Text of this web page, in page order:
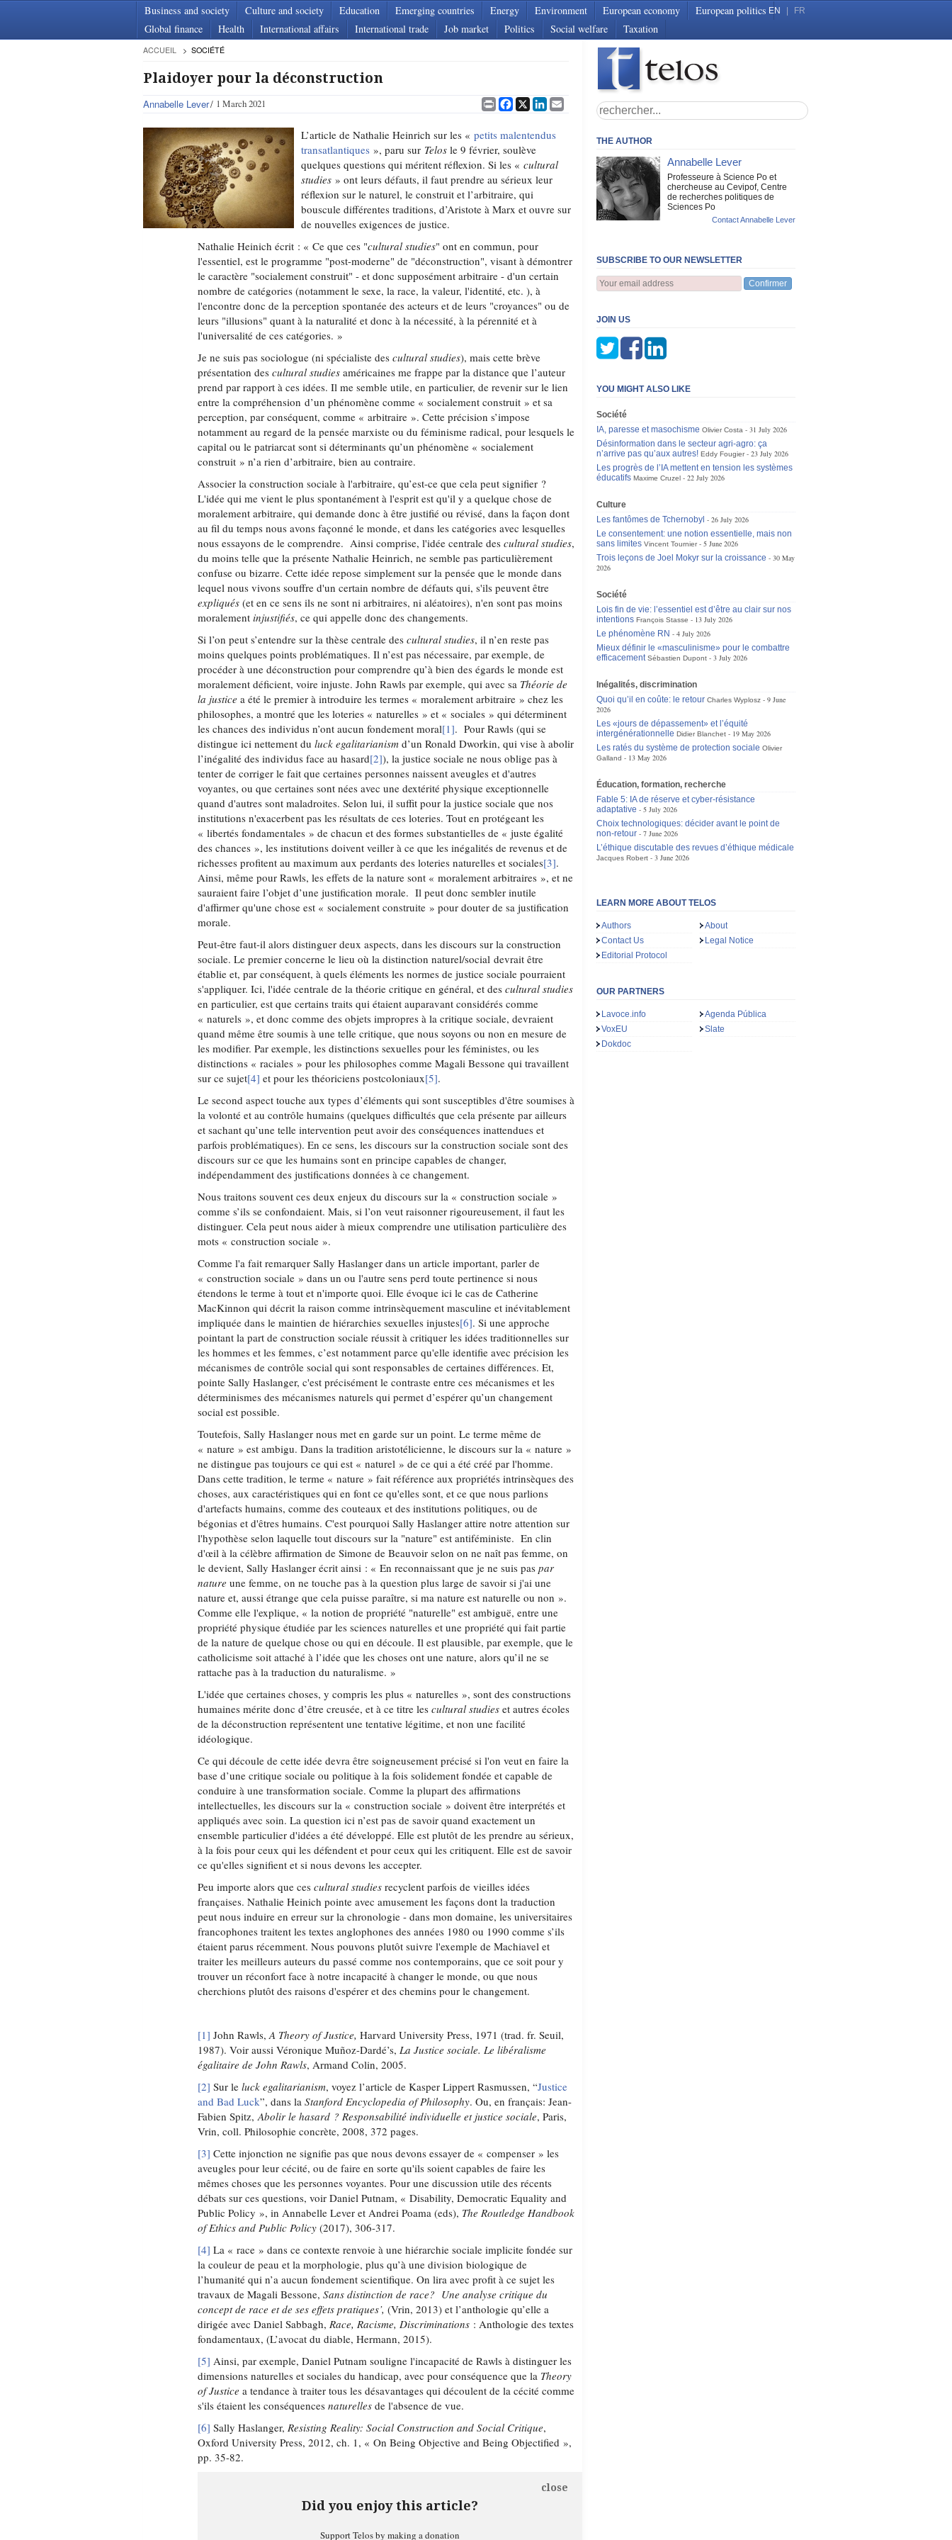
Business and society Culture and society Education Emerging countries Energy Environment European economy
European politics
Global finance
Health International affairs International trade Job market Politics Social welfare Taxation
EN FR
ACCUEIL SOCIÉTÉ
Plaidoyer pour la déconstruction
Annabelle Lever 1 March 2021 PrintFacebook
X LinkedIn
Email
L’article de Nathalie Heinrich sur les «petits malentendus
transatlantiques », paru sur Telos le 9 février, soulève
quelques questions qui méritent réflexion. Si les «cultural
studies » ont leurs défauts, il faut prendre au sérieux leur
réflexion sur le naturel, le construit et l’arbitraire, qui
bouscule différentes traditions, d’Aristote à Marx et ouvre sur
de nouvelles exigences de justice.
Nathalie Heinich écrit : « Ce que ces "cultural studies" ont en commun, pour
l'essentiel, est le programme "post-moderne" de "déconstruction", visant à démontrer
le caractère "socialement construit" - et donc supposément arbitraire - d'un certain
nombre de catégories (notamment le sexe, la race, la valeur, l'identité, etc. ), à
l'encontre donc de la perception spontanée des acteurs et de leurs "croyances" ou de
leurs "illusions" quant à la naturalité et donc à la nécessité, à la pérennité et à
l'universalité de ces catégories. »
Je ne suis pas sociologue (ni spécialiste descultural studies), mais cette brève
présentation descultural studies américaines me frappe par la distance que l’auteur
prend par rapport à ces idées. Il me semble utile, en particulier, de revenir sur le lien
entre la compréhension d’un phénomène comme « socialement construit » et sa
perception, par conséquent, comme « arbitraire ». Cette précision s’impose
notamment au regard de la pensée marxiste ou du féminisme radical, pour lesquels le
capital ou le patriarcat sont si déterminants qu’un phénomène « socialement
construit » n’a rien d’arbitraire, bien au contraire.
Associer la construction sociale à l'arbitraire, qu’est-ce que cela peut signifier ?
L'idée qui me vient le plus spontanément à l'esprit est qu'il y a quelque chose de
moralement arbitraire, qui demande donc à être justifié ou révisé, dans la façon dont
au fil du temps nous avons façonné le monde, et dans les catégories avec lesquelles
nous essayons de le comprendre. Ainsi comprise, l'idée centrale descultural studies,
du moins telle que la présente Nathalie Heinrich, ne semble pas particulièrement
confuse ou bizarre. Cette idée repose simplement sur la pensée que le monde dans
lequel nous vivons souffre d'un certain nombre de défauts qui, s'ils peuvent être
expliqués (et en ce sens ils ne sont ni arbitraires, ni aléatoires), n'en sont pas moins
moralementinjustifiés, ce qui appelle donc des changements.
Si l’on peut s’entendre sur la thèse centrale descultural studies, il n’en reste pas
moins quelques points problématiques. Il n’est pas nécessaire, par exemple, de
procéder à une déconstruction pour comprendre qu’à bien des égards le monde est
moralement déficient, voire injuste. John Rawls par exemple, qui avec sa Théorie de
la justice a été le premier à introduire les termes « moralement arbitraire » chez les
philosophes, a montré que les loteries « naturelles » et « sociales » qui déterminent
les chances des individus n’ont aucun fondement moral[1]. Pour Rawls (qui se
distingue ici nettement duluck egalitarianism d’un Ronald Dworkin, qui vise à abolir
l’inégalité des individus face au hasard[2]), la justice sociale ne nous oblige pas à
tenter de corriger le fait que certaines personnes naissent aveugles et d'autres
voyantes, ou que certaines sont nées avec une dextérité physique exceptionnelle
quand d'autres sont maladroites. Selon lui, il suffit pour la justice sociale que nos
institutions n'exacerbent pas les résultats de ces loteries. Tout en protégeant les
« libertés fondamentales » de chacun et des formes substantielles de « juste égalité
des chances », les institutions doivent veiller à ce que les inégalités de revenus et de
richesses profitent au maximum aux perdants des loteries naturelles et sociales[3].
Ainsi, même pour Rawls, les effets de la nature sont « moralement arbitraires », et ne
sauraient faire l’objet d’une justification morale. Il peut donc sembler inutile
d'affirmer qu'une chose est « socialement construite » pour douter de sa justification
morale.
Peut-être faut-il alors distinguer deux aspects, dans les discours sur la construction
sociale. Le premier concerne le lieu où la distinction naturel/social devrait être
établie et, par conséquent, à quels éléments les normes de justice sociale pourraient
s'appliquer. Ici, l'idée centrale de la théorie critique en général, et descultural studies
en particulier, est que certains traits qui étaient auparavant considérés comme
« naturels », et donc comme des objets impropres à la critique sociale, devraient
quand même être soumis à une telle critique, que nous soyons ou non en mesure de
les modifier. Par exemple, les distinctions sexuelles pour les féministes, ou les
distinctions « raciales » pour les philosophes comme Magali Bessone qui travaillent
sur ce sujet[4] et pour les théoriciens postcoloniaux[5].
Le second aspect touche aux types d’éléments qui sont susceptibles d'être soumises à
la volonté et au contrôle humains (quelques difficultés que cela présente par ailleurs
et sachant qu’une telle intervention peut avoir des conséquences inattendues et
parfois problématiques). En ce sens, les discours sur la construction sociale sont des
discours sur ce que les humains sont en principe capables de changer,
indépendamment des justifications données à ce changement.
Nous traitons souvent ces deux enjeux du discours sur la « construction sociale »
comme s’ils se confondaient. Mais, si l’on veut raisonner rigoureusement, il faut les
distinguer. Cela peut nous aider à mieux comprendre une utilisation particulière des
mots « construction sociale ».
Comme l'a fait remarquer Sally Haslanger dans un article important, parler de
« construction sociale » dans un ou l'autre sens perd toute pertinence si nous
étendons le terme à tout et n'importe quoi. Elle évoque ici le cas de Catherine
MacKinnon qui décrit la raison comme intrinsèquement masculine et inévitablement
impliquée dans le maintien de hiérarchies sexuelles injustes[6]. Si une approche
pointant la part de construction sociale réussit à critiquer les idées traditionnelles sur
les hommes et les femmes, c’est notamment parce qu'elle identifie avec précision les
mécanismes de contrôle social qui sont responsables de certaines différences. Et,
pointe Sally Haslanger, c'est précisément le contraste entre ces mécanismes et les
déterminismes des mécanismes naturels qui permet d’espérer qu’un changement
social est possible.
Toutefois, Sally Haslanger nous met en garde sur un point. Le terme même de
« nature » est ambigu. Dans la tradition aristotélicienne, le discours sur la « nature »
ne distingue pas toujours ce qui est « naturel » de ce qui a été créé par l'homme.
Dans cette tradition, le terme « nature » fait référence aux propriétés intrinsèques des
choses, aux caractéristiques qui en font ce qu'elles sont, et ce que nous parlions
d'artefacts humains, comme des couteaux et des institutions politiques, ou de
bégonias et d'êtres humains. C'est pourquoi Sally Haslanger attire notre attention sur
l'hypothèse selon laquelle tout discours sur la "nature" est antiféministe. En clin
d'œil à la célèbre affirmation de Simone de Beauvoir selon on ne naît pas femme, on
le devient, Sally Haslanger écrit ainsi : « En reconnaissant que je ne suis paspar
nature une femme, on ne touche pas à la question plus large de savoir si j'ai une
nature et, aussi étrange que cela puisse paraître, si ma nature est naturelle ou non ».
Comme elle l'explique, « la notion de propriété "naturelle" est ambiguë, entre une
propriété physique étudiée par les sciences naturelles et une propriété qui fait partie
de la nature de quelque chose ou qui en découle. Il est plausible, par exemple, que le
catholicisme soit attaché à l’idée que les choses ont une nature, alors qu’il ne se
rattache pas à la traduction du naturalisme. »
L'idée que certaines choses, y compris les plus « naturelles », sont des constructions
humaines mérite donc d’être creusée, et à ce titre lescultural studies et autres écoles
de la déconstruction représentent une tentative légitime, et non une facilité
idéologique.
Ce qui découle de cette idée devra être soigneusement précisé si l'on veut en faire la
base d’une critique sociale ou politique à la fois solidement fondée et capable de
conduire à une transformation sociale. Comme la plupart des affirmations
intellectuelles, les discours sur la « construction sociale » doivent être interprétés et
appliqués avec soin. La question ici n’est pas de savoir quand exactement un
ensemble particulier d'idées a été développé. Elle est plutôt de les prendre au sérieux,
à la fois pour ceux qui les défendent et pour ceux qui les critiquent. Elle est de savoir
ce qu'elles signifient et si nous devons les accepter.
Peu importe alors que cescultural studies recyclent parfois de vieilles idées
françaises. Nathalie Heinich pointe avec amusement les façons dont la traduction
peut nous induire en erreur sur la chronologie - dans mon domaine, les universitaires
francophones traitent les textes anglophones des années 1980 ou 1990 comme s’ils
étaient parus récemment. Nous pouvons plutôt suivre l'exemple de Machiavel et
traiter les meilleurs auteurs du passé comme nos contemporains, que ce soit pour y
trouver un réconfort face à notre incapacité à changer le monde, ou que nous
cherchions plutôt des raisons d'espérer et des chemins pour le changement.
[1] John Rawls,A Theory of Justice,Harvard University Press, 1971 (trad. fr. Seuil,
1987). Voir aussi Véronique Muñoz-Dardé’s,La Justice sociale. Le libéralisme
égalitaire de John Rawls, Armand Colin, 2005.
[2] Sur leluck egalitarianism, voyez l’article de Kasper Lippert Rasmussen, “Justice
and Bad Luck”, dans laStanford Encyclopedia of Philosophy. Ou, en français: Jean-
Fabien Spitz,Abolir le hasard ? Responsabilité individuelle et justice sociale, Paris,
Vrin, coll. Philosophie concrète, 2008, 372 pages.
[3] Cette injonction ne signifie pas que nous devons essayer de « compenser » les
aveugles pour leur cécité, ou de faire en sorte qu'ils soient capables de faire les
mêmes choses que les personnes voyantes. Pour une discussion utile des récents
débats sur ces questions, voir Daniel Putnam, « Disability, Democratic Equality and
Public Policy », in Annabelle Lever et Andrei Poama (eds), The Routledge Handbook
of Ethics and Public Policy (2017), 306-317.
[4] La « race » dans ce contexte renvoie à une hiérarchie sociale implicite fondée sur
la couleur de peau et la morphologie, plus qu’à une division biologique de
l’humanité qui n’a aucun fondement scientifique. On lira avec profit à ce sujet les
travaux de Magali Bessone,Sans distinction de race? Une analyse critique du
concept de race et de ses effets pratiques’,(Vrin, 2013) et l’anthologie qu’elle a
dirigée avec Daniel Sabbagh,Race, Racisme, Discriminations : Anthologie des textes
fondamentaux, (L’avocat du diable, Hermann, 2015).
[5] Ainsi, par exemple, Daniel Putnam souligne l'incapacité de Rawls à distinguer les
dimensions naturelles et sociales du handicap, avec pour conséquence que la Theory
of Justice a tendance à traiter tous les désavantages qui découlent de la cécité comme
s'ils étaient les conséquencesnaturelles de l'absence de vue.
[6] Sally Haslanger,Resisting Reality: Social Construction and Social Critique,
Oxford University Press, 2012, ch. 1, « On Being Objective and Being Objectified »,
pp. 35-82.
Did you enjoy this article?
close
Support Telos by making a donation
THE AUTHOR
Annabelle Lever
Professeure à Science Po et
chercheuse au Cevipof, Centre
de recherches politiques de
Sciences Po
Contact Annabelle Lever
SUBSCRIBE TO OUR NEWSLETTER
Confirmer
JOIN US
YOU MIGHT ALSO LIKE
Société
IA, paresse et masochisme Olivier Costa
31 July 2026
Désinformation dans le secteur agri-agro: ça
n’arrive pas qu’aux autres! Eddy Fougier
23 July 2026
Les progrès de l’IA mettent en tension les systèmes
éducatifs Maxime Cruzel 22 July 2026
Culture
Les fantômes de Tchernobyl
26 July 2026
Le consentement: une notion essentielle, mais non
sans limites Vincent Tournier
5 June 2026
Trois leçons de Joel Mokyr sur la croissance
30 May
2026
Société
Lois fin de vie: l’essentiel est d’être au clair sur nos
intentions François Stasse
13 July 2026
Le phénomène RN
4 July 2026
Mieux définir le «masculinisme» pour le combattre
efficacement Sébastien Dupont 3 July 2026
Inégalités, discrimination
Quoi qu’il en coûte: le retour Charles Wyplosz
9 June
2026
Les «jours de dépassement» et l’équité
intergénérationnelle Didier Blanchet
19 May 2026
Les ratés du système de protection sociale Olivier
Galland
13 May 2026
Éducation, formation, recherche
Fable 5: IA de réserve et cyber-résistance
adaptative
5 July 2026
Choix technologiques: décider avant le point de
non-retour
7 June 2026
L’éthique discutable des revues d’éthique médicale
Jacques Robert 3 June 2026
LEARN MORE ABOUT TELOS
Authors
About
Contact Us
Legal Notice
Editorial Protocol
OUR PARTNERS
Lavoce.info
Agenda Pública
VoxEU
Slate
Dokdoc